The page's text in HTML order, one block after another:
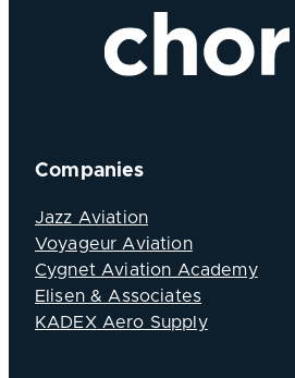
Companies
Jazz Aviation
Voyageur Aviation
Cygnet Aviation Academy
Elisen & Associates
KADEX Aero Supply